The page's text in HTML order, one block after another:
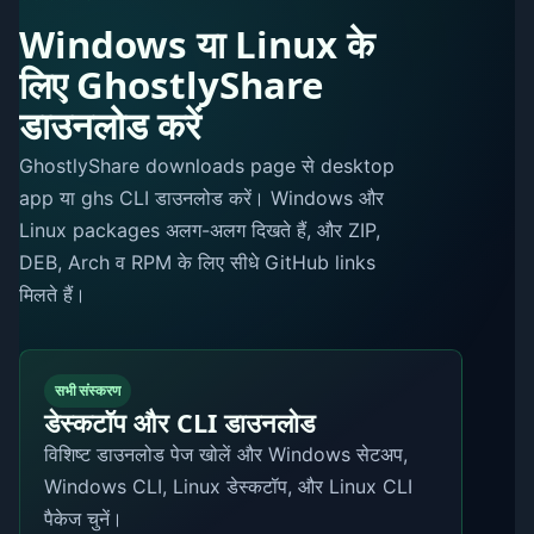
Windows या Linux के
लिए GhostlyShare
डाउनलोड करें
GhostlyShare downloads page से desktop
app या ghs CLI डाउनलोड करें। Windows और
Linux packages अलग-अलग दिखते हैं, और ZIP,
DEB, Arch व RPM के लिए सीधे GitHub links
मिलते हैं।
सभी संस्करण
डेस्कटॉप और CLI डाउनलोड
विशिष्ट डाउनलोड पेज खोलें और Windows सेटअप,
Windows CLI, Linux डेस्कटॉप, और Linux CLI
पैकेज चुनें।